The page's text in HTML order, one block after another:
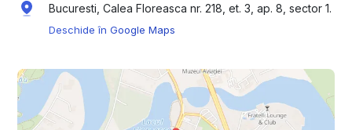
Bucuresti, Calea Floreasca nr. 218, et. 3, ap. 8, sector 1.
Deschide în Google Maps